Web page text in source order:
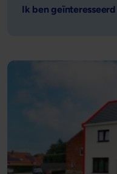
Ik ben geïnteresseerd